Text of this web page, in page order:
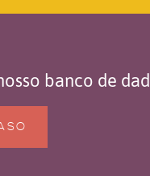
banco de